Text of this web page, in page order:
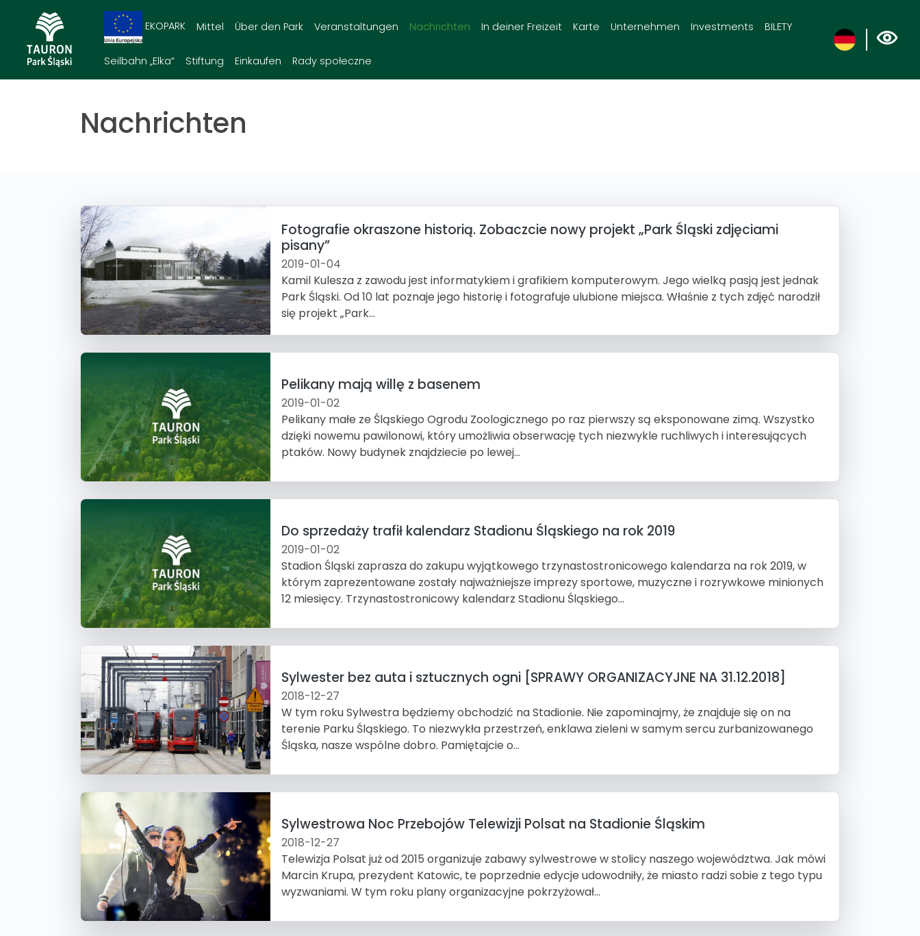
EKOPARK Mittel Über den Park Veranstaltungen Nachrichten In deiner Freizeit Karte Unternehmen Investments BILETY
Seilbahn „Elka“ Stiftung Einkaufen Rady społeczne
Nachrichten
Fotografie okraszone historią. Zobaczcie nowy projekt „Park Śląski zdjęciami
pisany”
2019-01-04
Kamil Kulesza z zawodu jest informatykiem i grafikiem komputerowym. Jego wielką pasją jest jednak
Park Śląski. Od 10 lat poznaje jego historię i fotografuje ulubione miejsca. Właśnie z tych zdjęć narodził
się projekt „Park...
Pelikany mają willę z basenem
2019-01-02
Pelikany małe ze Śląskiego Ogrodu Zoologicznego po raz pierwszy są eksponowane zimą. Wszystko
dzięki nowemu pawilonowi, który umożliwia obserwację tych niezwykle ruchliwych i interesujących
ptaków. Nowy budynek znajdziecie po lewej...
Do sprzedaży trafił kalendarz Stadionu Śląskiego na rok 2019
2019-01-02
Stadion Śląski zaprasza do zakupu wyjątkowego trzynastostronicowego kalendarza na rok 2019, w
którym zaprezentowane zostały najważniejsze imprezy sportowe, muzyczne i rozrywkowe minionych
12 miesięcy. Trzynastostronicowy kalendarz Stadionu Śląskiego...
Sylwester bez auta i sztucznych ogni [SPRAWY ORGANIZACYJNE NA 31.12.2018]
2018-12-27
W tym roku Sylwestra będziemy obchodzić na Stadionie. Nie zapominajmy, że znajduje się on na
terenie Parku Śląskiego. To niezwykła przestrzeń, enklawa zieleni w samym sercu zurbanizowanego
Śląska, nasze wspólne dobro. Pamiętajcie o...
Sylwestrowa Noc Przebojów Telewizji Polsat na Stadionie Śląskim
2018-12-27
Telewizja Polsat już od 2015 organizuje zabawy sylwestrowe w stolicy naszego województwa. Jak mówi
Marcin Krupa, prezydent Katowic, te poprzednie edycje udowodniły, że miasto radzi sobie z tego typu
wyzwaniami. W tym roku plany organizacyjne pokrzyżował...